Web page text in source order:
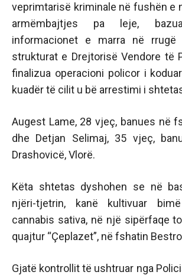
veprimtarisë kriminale në fushën e
armëmbajtjes pa leje,
informacionet e marra në rrugë
strukturat e Drejtorisë Vendore të
finalizua operacioni policor i koduar
kuadër të cilit u bë arrestimi i
Augest Lame, 28 vjeç, banues në
dhe Detjan Selimaj, 35 vjeç,
Drashovicë, Vlorë.
Këta shtetas dyshohen se në
njëri-tjetrin, kanë kultivuar
cannabis sativa, në një sipërfaqe
quajtur “Çeplazet”, në fshatin
Gjatë kontrollit të ushtruar nga